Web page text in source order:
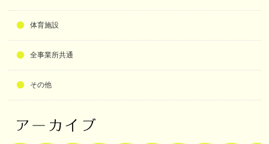
体育施設
全事業所共通
その他